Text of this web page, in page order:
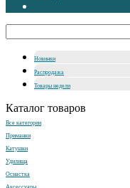
Новинки
Распродажа
Товары недели
Каталог товаров
Все категории
Приманки
Катушки
Удилища
Оснастка